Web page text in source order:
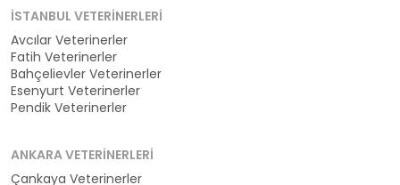
İSTANBUL VETERINERLERI
Avcılar Veterinerler
Fatih Veterinerler
Bahçelievler Veterinerler
Esenyurt Veterinerler
Pendik Veterinerler
ANKARA VETERINERLERI
Çankaya Veterinerler